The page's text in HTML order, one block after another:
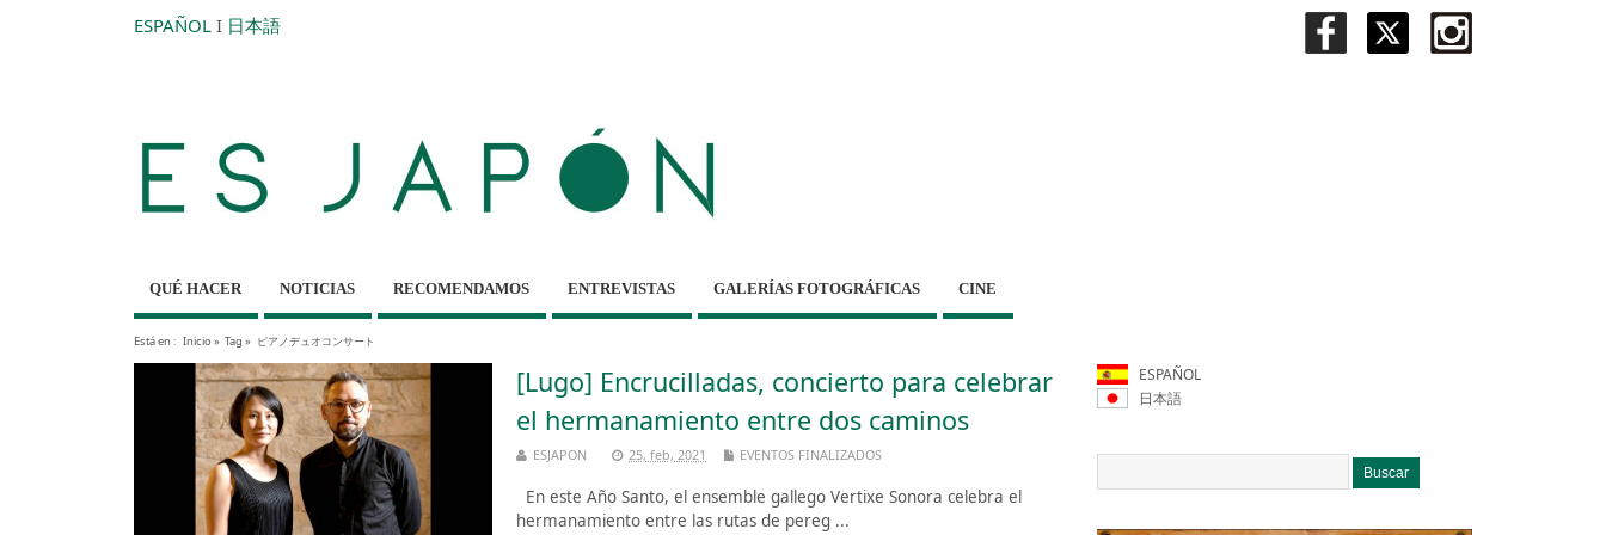
ESPAÑOL I 日本語
QUÉ HACER NOTICIAS RECOMENDAMOS ENTREVISTAS GALERÍAS FOTOGRÁFICAS CINE
Está en : Inicio» Tag » ピアノデュオコンサート
[Lugo] Encrucilladas, concierto para celebrar
el hermanamiento entre dos caminos
ESJAPON 25, feb, 2021 EVENTOS FINALIZADOS
En este Año Santo, el ensemble gallego Vertixe Sonora celebra el
hermanamiento entre las rutas de pereg ...
ESPAÑOL
日本語